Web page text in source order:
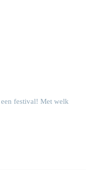
festival! Met welk